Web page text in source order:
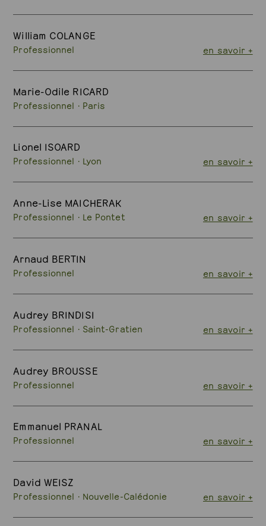
William COLANGE
Professionnel en savoir +
Marie-Odile RICARD
Professionnel · Paris
Lionel ISOARD
Professionnel · Lyon en savoir +
Anne-Lise MAICHERAK
Professionnel · Le Pontet en savoir +
Arnaud BERTIN
Professionnel en savoir +
Audrey BRINDISI
Professionnel · Saint-Gratien en savoir +
Audrey BROUSSE
Professionnel en savoir +
Emmanuel PRANAL
Professionnel en savoir +
David WEISZ
Professionnel · Nouvelle-Calédonie en savoir +